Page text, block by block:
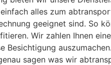
alles zum
geeignet sind. So
Wir zahlen Ihnen
Besichtigung
sagen was wir